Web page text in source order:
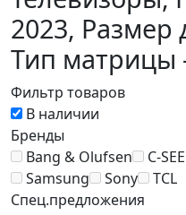
2023, Размер
Тип матрицы
Фильтр товаров
В наличии
Бренды
Bang & Olufsen
C-
Samsung
Sony
TCL
Спец.предложения